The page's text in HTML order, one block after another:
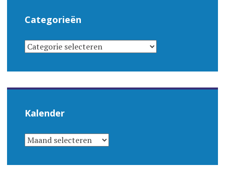
Categorieën
CATEGORIEËN
Kalender
KALENDER